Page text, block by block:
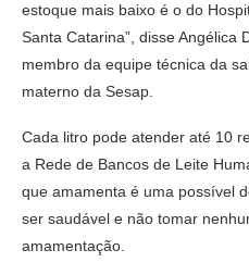
estoque mais baixo é o do
Santa Catarina”, disse Angélica
membro da equipe técnica da
materno da Sesap.
Cada litro pode atender até 10
a Rede de Bancos de Leite
que amamenta é uma possível
ser saudável e não tomar
amamentação.